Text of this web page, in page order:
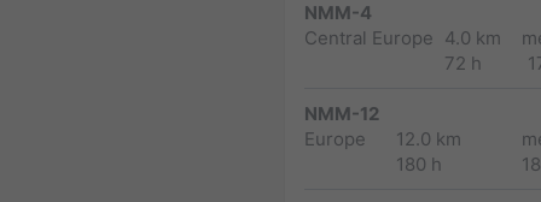
NMM-4
Central Europe 4.0 km
72 h
NMM-12
Europe
12.0 km
180 h